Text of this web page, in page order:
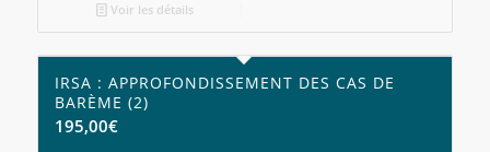
Voir les détails
IRSA : APPROFONDISSEMENT DES CAS DE
BARÈME (2)
195,00€